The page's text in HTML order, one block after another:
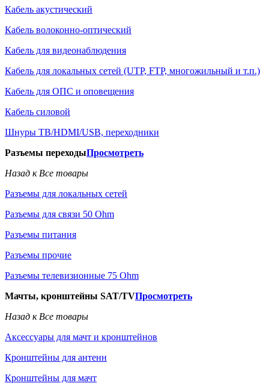
Кабель акустический
Кабель волоконно-оптический
Кабель для видеонаблюдения
Кабель для локальных сетей (UTP, FTP, многожильный и т.п.)
Кабель для ОПС и оповещения
Кабель силовой
Шнуры ТВ/HDMI/USB, переходники
Разъемы переходыПросмотреть
Назад к Все товары
Разъемы для локальных сетей
Разъемы для связи 50 Ohm
Разъемы питания
Разъемы прочие
Разъемы телевизионные 75 Ohm
Мачты, кронштейны SAT/TVПросмотреть
Назад к Все товары
Аксессуары для мачт и кронштейнов
Кронштейны для антенн
Кронштейны для мачт